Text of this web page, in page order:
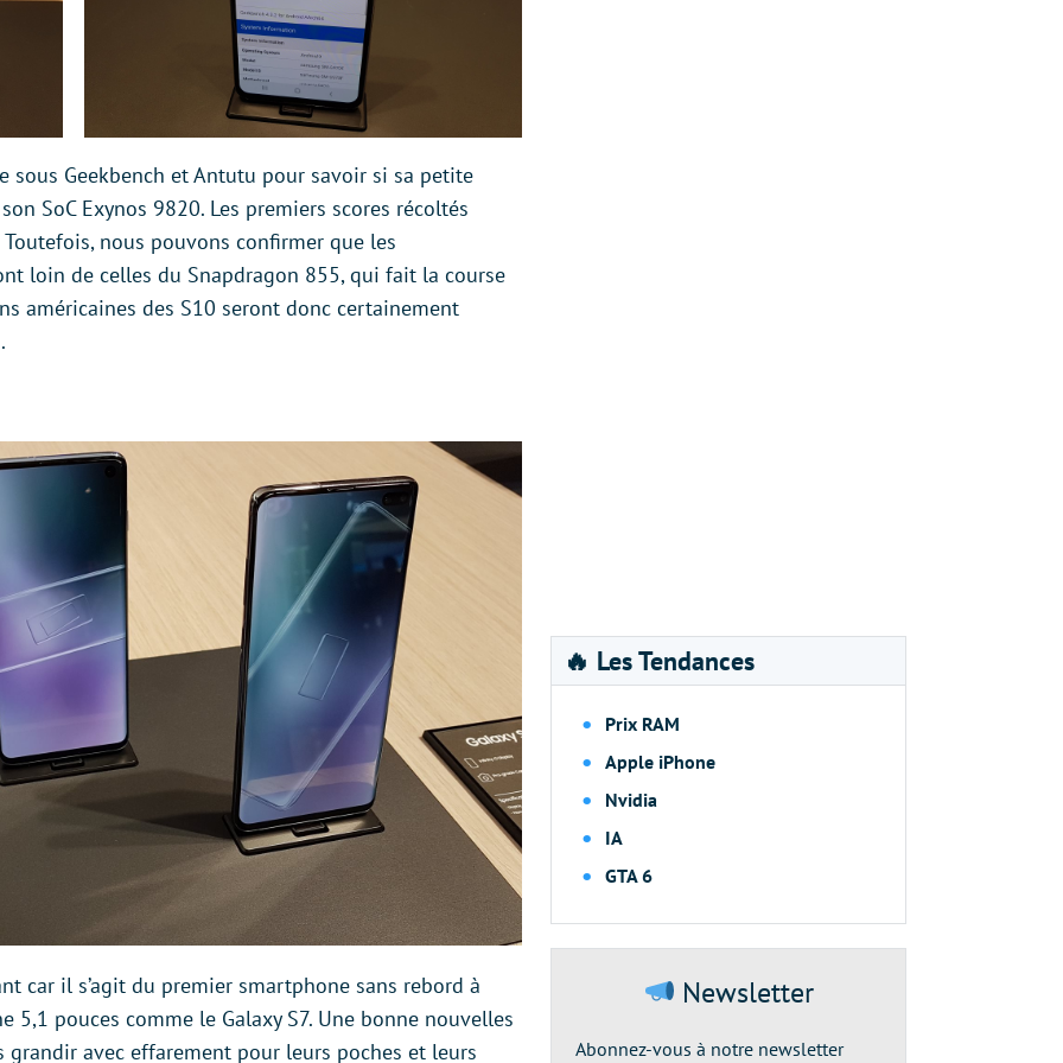
sous Geekbench et Antutu pour savoir si sa petite
SoC Exynos 9820. Les premiers scores récoltés
nous pouvons confirmer que les
loin de celles du Snapdragon 855, qui fait la course
américaines des S10 seront donc certainement
car il s’agit du premier smartphone sans rebord à
5,1 pouces comme le Galaxy S7. Une bonne nouvelles
avec effarement pour leurs poches et leurs
🔥 Les Tendances
Prix RAM
Apple iPhone
Nvidia
IA
GTA 6
Newsletter
Abonnez-vous à notre newsletter